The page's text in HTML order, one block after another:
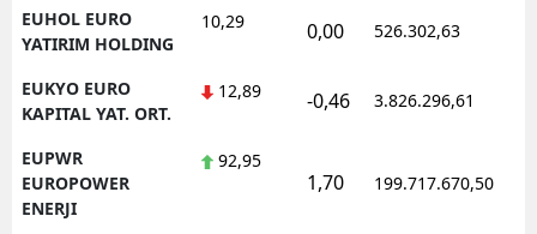
EUHOL EURO
YATIRIM HOLDING
10,29 0,00 526.302,63
EUKYO EURO
KAPITAL YAT. ORT.
12,89 -0,46 3.826.296,61
EUPWR
EUROPOWER
ENERJI
92,95
1,70 199.717.670,50